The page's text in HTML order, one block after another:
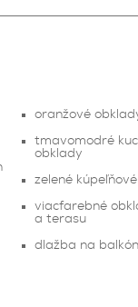
oranžové
tmavomodré
obklady
zelené
viacfarebné
a terasu
dlažba na